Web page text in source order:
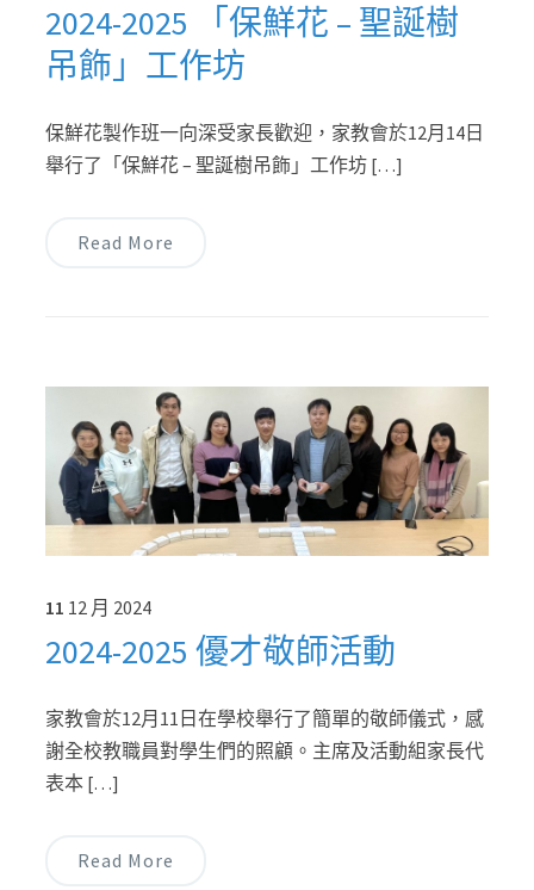
2024-2025 「保鮮花 – 聖誕樹
吊飾」工作坊
保鮮花製作班一向深受家長歡迎，家教會於12月14日
舉行了「保鮮花 – 聖誕樹吊飾」工作坊 […]
Read More
11 12 月 2024
2024-2025 優才敬師活動
家教會於12月11日在學校舉行了簡單的敬師儀式，感
謝全校教職員對學生們的照顧。主席及活動組家長代
表本 […]
Read More